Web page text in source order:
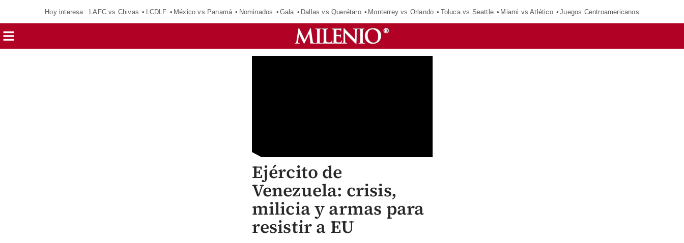
Hoy interesa: LAFC vs Chivas LCDLF México vs Panamá Nominados Gala Dallas vs Querétaro Monterrey vs Orlando Toluca vs Seattle Miami vs Atlético Juegos Centroamericanos
Ejército de
Venezuela: crisis,
milicia y armas para
resistir a EU